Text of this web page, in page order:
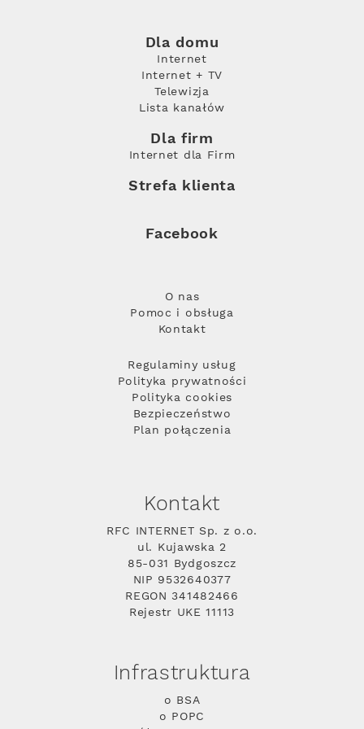
Dla domu
Internet
Internet + TV
Telewizja
Lista kanałów
Dla firm
Internet dla Firm
Strefa klienta
Facebook
O nas
Pomoc i obsługa
Kontakt
Regulaminy usług
Polityka prywatności
Polityka cookies
Bezpieczeństwo
Plan połączenia
Kontakt
RFC INTERNET Sp. z o.o.
ul. Kujawska 2
85-031 Bydgoszcz
NIP 9532640377
REGON 341482466
Rejestr UKE 11113
Infrastruktura
o BSA
o POPC